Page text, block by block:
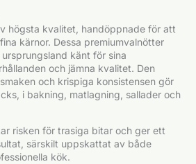
högsta kvalitet, handöppnade för att
kärnor. Dessa premiumvalnötter
känt för sina
och jämna kvalitet. Den
och krispiga konsistensen gör
i bakning, matlagning, sallader och
risken för trasiga bitar och ger ett
särskilt uppskattat av både
kök.